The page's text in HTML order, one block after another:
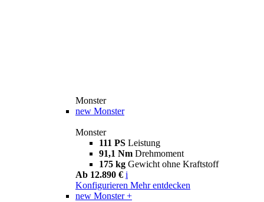
Monster
new Monster
Monster
111 PS Leistung
91,1 Nm Drehmoment
175 kg Gewicht ohne Kraftstoff
Ab 12.890 € i
Konfigurieren Mehr entdecken
new Monster +